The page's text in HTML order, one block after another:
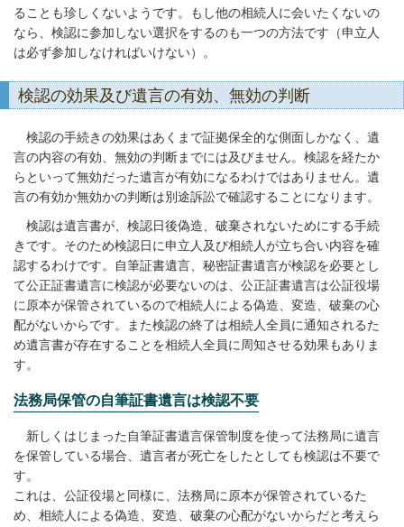
ることも珍しくないようです。もし他の相続人に会いたくないの
なら、検認に参加しない選択をするのも一つの方法です（申立人
は必ず参加しなければいけない）。
検認の効果及び遺言の有効、無効の判断
検認の手続きの効果はあくまで証拠保全的な側面しかなく、遺
言の内容の有効、無効の判断までには及びません。検認を経たか
らといって無効だった遺言が有効になるわけではありません。遺
言の有効か無効かの判断は別途訴訟で確認することになります。
検認は遺言書が、検認日後偽造、破棄されないためにする手続
きです。そのため検認日に申立人及び相続人が立ち合い内容を確
認するわけです。自筆証書遺言、秘密証書遺言が検認を必要とし
て公正証書遺言に検認が必要ないのは、公正証書遺言は公証役場
に原本が保管されているので相続人による偽造、変造、破棄の心
配がないからです。また検認の終了は相続人全員に通知されるた
め遺言書が存在することを相続人全員に周知させる効果もありま
す。
法務局保管の自筆証書遺言は検認不要
新しくはじまった自筆証書遺言保管制度を使って法務局に遺言
を保管している場合、遺言者が死亡をしたとしても検認は不要で
す。
これは、公証役場と同様に、法務局に原本が保管されているた
め、相続人による偽造、変造、破棄の心配がないからだと考えら